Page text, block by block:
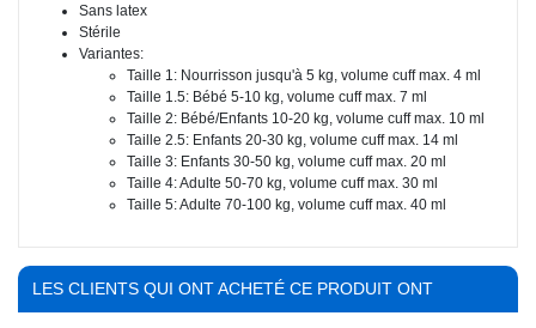
Sans latex
Stérile
Variantes:
Taille 1: Nourrisson jusqu'à 5 kg, volume cuff max. 4 ml
Taille 1.5: Bébé 5-10 kg, volume cuff max. 7 ml
Taille 2: Bébé/Enfants 10-20 kg, volume cuff max. 10 ml
Taille 2.5: Enfants 20-30 kg, volume cuff max. 14 ml
Taille 3: Enfants 30-50 kg, volume cuff max. 20 ml
Taille 4: Adulte 50-70 kg, volume cuff max. 30 ml
Taille 5: Adulte 70-100 kg, volume cuff max. 40 ml
LES CLIENTS QUI ONT ACHETÉ CE PRODUIT ONT